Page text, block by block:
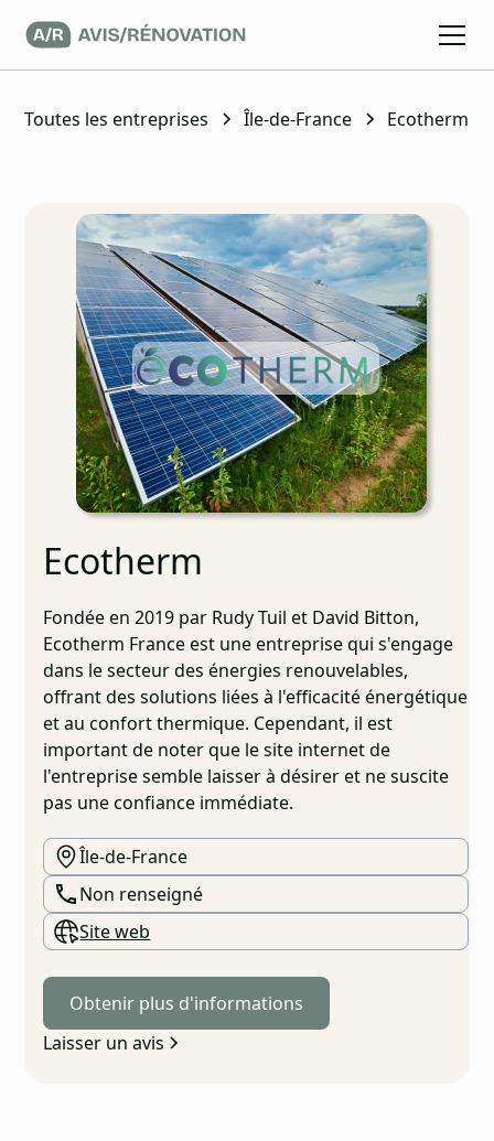
Toutes les entreprises Île-de-France Ecotherm
Ecotherm
Fondée en 2019 par Rudy Tuil et David Bitton,
Ecotherm France est une entreprise qui s'engage
dans le secteur des énergies renouvelables,
offrant des solutions liées à l'efficacité énergétique
et au confort thermique. Cependant, il est
important de noter que le site internet de
l'entreprise semble laisser à désirer et ne suscite
pas une confiance immédiate.
Île-de-France
Non renseigné
Site web
Obtenir plus d'informations
Laisser un avis